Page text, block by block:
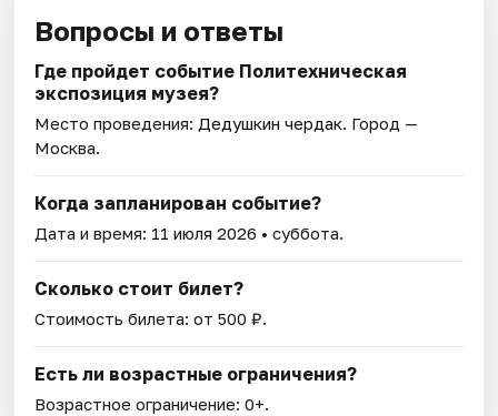
Вопросы и ответы
Где пройдет событие Политехническая
экспозиция музея?
Место проведения: Дедушкин чердак. Город —
Москва.
Когда запланирован событие?
Дата и время: 11 июля 2026 • суббота.
Сколько стоит билет?
Стоимость билета: от 500 ₽.
Есть ли возрастные ограничения?
Возрастное ограничение: 0+.